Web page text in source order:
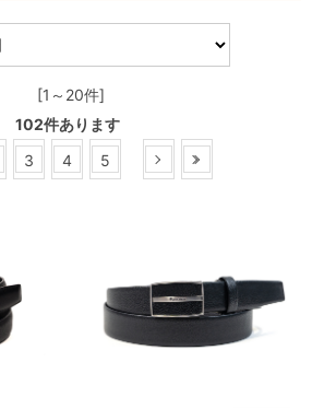
[1～20件]
102件あります
3 4 5